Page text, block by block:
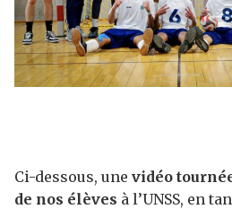
Ci-dessous, une vidéo
de nos élèves à l’UNSS, en